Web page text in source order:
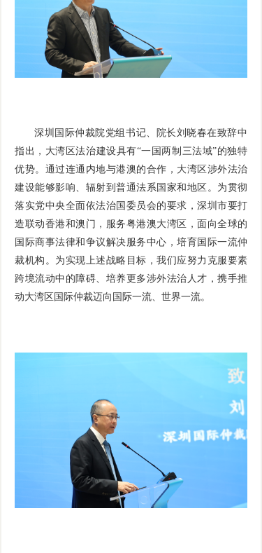
深圳国际仲裁院党组书记、院长刘晓春在致辞中
指出，大湾区法治建设具有“一国两制三法域”的独特
优势。通过连通内地与港澳的合作，大湾区涉外法治
建设能够影响、辐射到普通法系国家和地区。为贯彻
落实党中央全面依法治国委员会的要求，深圳市要打
造联动香港和澳门，服务粤港澳大湾区，面向全球的
国际商事法律和争议解决服务中心，培育国际一流仲
裁机构。为实现上述战略目标，我们应努力克服要素
跨境流动中的障碍、培养更多涉外法治人才，携手推
动大湾区国际仲裁迈向国际一流、世界一流。